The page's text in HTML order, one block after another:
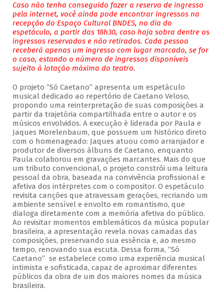
Caso não tenha conseguido fazer a reserva de ingresso
pela internet, você ainda pode encontrar ingressos na
recepção do Espaço Cultural BNDES, no dia do
espetáculo, a partir das 18h30, caso haja sobra dentre os
ingressos reservados e não retirados. Cada pessoa
receberá apenas um ingresso com lugar marcado, se for
o caso, estando o número de ingressos disponíveis
sujeito à lotação máxima do teatro.
O projeto “Só Caetano” apresenta um espetáculo
musical dedicado ao repertório de Caetano Veloso,
propondo uma reinterpretação de suas composições a
partir da trajetória compartilhada entre o autor e os
músicos envolvidos. A execução é liderada por Paula e
Jaques Morelenbaum, que possuem um histórico direto
com o homenageado: Jaques atuou como arranjador e
produtor de diversos álbuns de Caetano, enquanto
Paula colaborou em gravações marcantes. Mais do que
um tributo convencional, o projeto constrói uma leitura
pessoal da obra, baseada na convivência profissional e
afetiva dos intérpretes com o compositor. O espetáculo
revisita canções que atravessam gerações, recriando um
ambiente sensível e envolto em romantismo, que
dialoga diretamente com a memória afetiva do público.
Ao revisitar momentos emblemáticos da música popular
brasileira, a apresentação revela novas camadas das
composições, preservando sua essência e, ao mesmo
tempo, renovando sua escuta. Dessa forma, “Só
Caetano” se estabelece como uma experiência musical
intimista e sofisticada, capaz de aproximar diferentes
públicos da obra de um dos maiores nomes da música
brasileira.